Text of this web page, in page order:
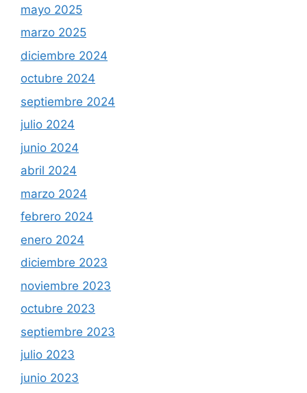
mayo 2025
marzo 2025
diciembre 2024
octubre 2024
septiembre 2024
julio 2024
junio 2024
abril 2024
marzo 2024
febrero 2024
enero 2024
diciembre 2023
noviembre 2023
octubre 2023
septiembre 2023
julio 2023
junio 2023